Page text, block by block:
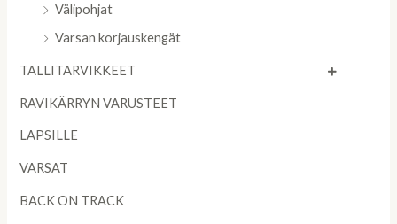
Välipohjat
Varsan korjauskengät
TALLITARVIKKEET
RAVIKÄRRYN VARUSTEET
LAPSILLE
VARSAT
BACK ON TRACK